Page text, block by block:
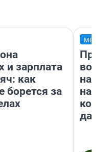
и зарплата
как
борется за
нам
даже